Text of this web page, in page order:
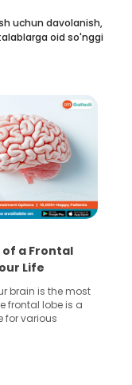
uchun davolanish,
oid so'nggi
a Frontal
Life
brain is the most
frontal lobe is a
for various
However, with